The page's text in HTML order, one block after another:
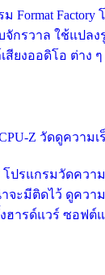
Format Factory
จักรวาล ใช้แปล
สียงออดิโอ ต่าง ๆ
Z วัดดูความ
ปรแกรมวัดควา
ะมีติดไว้ ดูความ
ฮารด์แวร์ ซอฟต์แ